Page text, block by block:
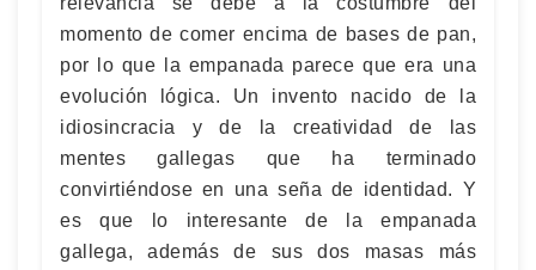
momento de comer encima de bases de pan,
por lo que la empanada parece que era una
evolución lógica. Un invento nacido de la
idiosincracia y de la creatividad de las
mentes gallegas que ha terminado
convirtiéndose en una seña de identidad. Y
es que lo interesante de la empanada
gallega, además de sus dos masas más